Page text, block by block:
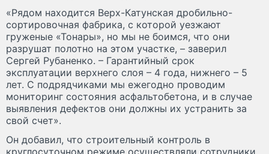
«Рядом находится Верх-Катунская дробильно-
сортировочная фабрика, с которой уезжают
груженые «Тонары», но мы не боимся, что они
разрушат полотно на этом участке, – заверил
Сергей Рубаненко. – Гарантийный срок
эксплуатации верхнего слоя – 4 года, нижнего – 5
лет. С подрядчиками мы ежегодно проводим
мониторинг состояния асфальтобетона, и в случае
выявления дефектов они должны их устранить за
свой счет».
Он добавил, что строительный контроль в
круглосуточном режиме осуществляли сотрудники